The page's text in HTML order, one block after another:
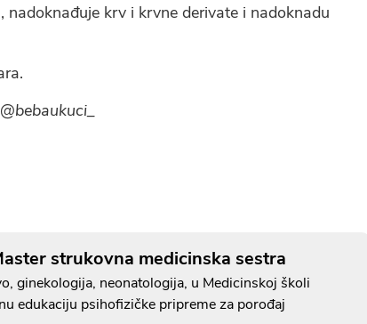
krv i krvne derivate i nadoknadu
strukovna medicinska sestra
ginekologija, neonatologija, u Medicinskoj školi
edukaciju psihofizičke pripreme za porođaj